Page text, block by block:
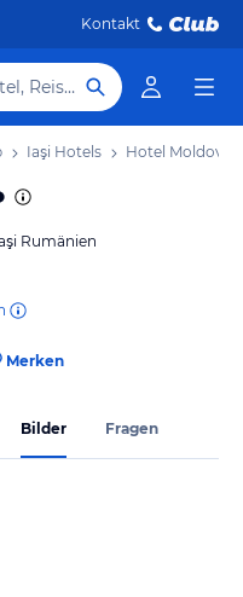
Kontakt
Hotel, Reiseziel
Iaşi Hotels Hotel Moldova
Rumänien
Merken
Bilder Fragen